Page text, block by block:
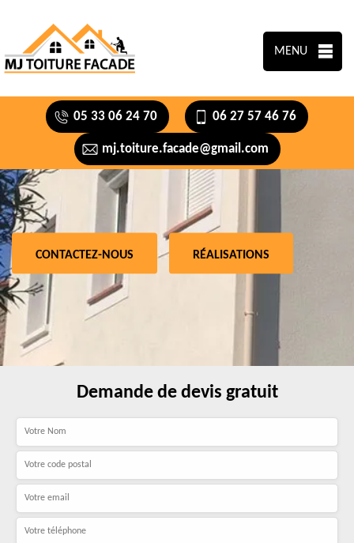
MENU
05 33 06 24 70 06 27 57 46 76
mj.toiture.facade@gmail.com
CONTACTEZ-NOUS RÉALISATIONS
Demande de devis gratuit